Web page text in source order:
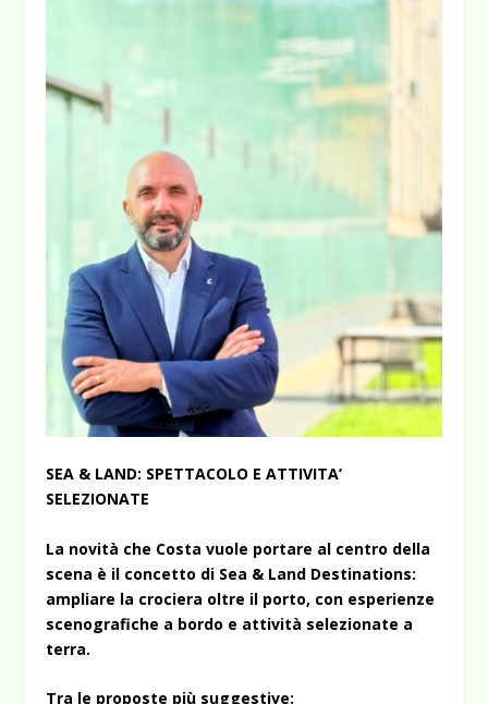
SEA & LAND: SPETTACOLO E ATTIVITA’
SELEZIONATE
La novità che Costa vuole portare al centro della
scena è il concetto di Sea & Land Destinations:
ampliare la crociera oltre il porto, con esperienze
scenografiche a bordo e attività selezionate a
terra.
Tra le proposte più suggestive: